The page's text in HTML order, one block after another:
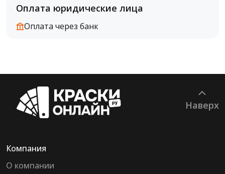
Оплата юридические лица
Оплата через банк
Наверх
Компания
О компании